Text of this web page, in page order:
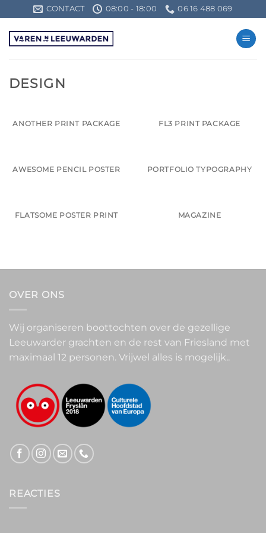
naar
inhoud
CONTACT 08:00 - 18:00 06 16 488 069
DESIGN
ANOTHER PRINT PACKAGE FL3 PRINT PACKAGE
AWESOME PENCIL POSTER PORTFOLIO TYPOGRAPHY
FLATSOME POSTER PRINT MAGAZINE
OVER ONS
Wij organiseren boottochten over de gezellige
Leeuwarder grachten en de rest van Friesland met
maximaal 12 personen. Vrijwel alles is mogelijk..
REACTIES